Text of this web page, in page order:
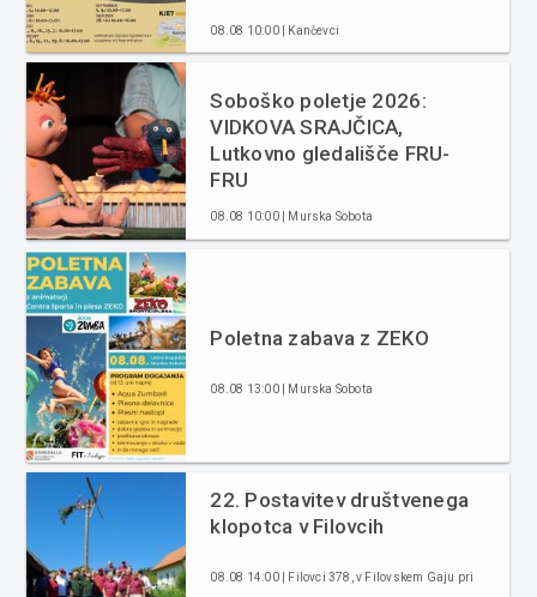
08.08 10:00 | Kančevci
Soboško poletje 2026:
VIDKOVA SRAJČICA,
Lutkovno gledališče FRU-
FRU
08.08 10:00 | Murska Sobota
Poletna zabava z ZEKO
08.08 13:00 | Murska Sobota
22. Postavitev društvenega
klopotca v Filovcih
08.08 14:00 | Filovci 378, v Filovskem Gaju pri